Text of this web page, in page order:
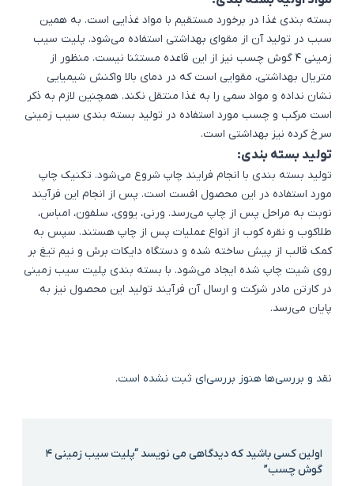
بسته بندی غذا در برخورد مستقیم با مواد غذایی است. به همین
سبب در تولید آن از مقوای بهداشتی استفاده می‌شود. پلیت سیب
زمینی 4 گوش چسب نیز از این قاعده مستثنا نیست. منظور از
متریال بهداشتی، مقوایی است که در دمای بالا واکنش شیمیایی
نشان نداده و مواد سمی را به غذا منتقل نکند. همچنین لازم به ذکر
است مرکب و چسب مورد استفاده در تولید بسته بندی سیب زمینی
سرخ کرده نیز بهداشتی است.
تولید بسته بندی:
تولید بسته بندی با انجام فرایند چاپ شروع می‌شود. تکنیک چاپ
مورد استفاده در این محصول افست است. پس از انجام این فرآیند
نوبت به مراحل پس از چاپ می‌رسد. ورنی، یووی، سلفون، امباس،
طلاکوب و نقره کوب از انواع عملیات پس از چاپ هستند. سپس به
کمک قالب از پیش ساخته شده و دستگاه دایکات برش و نیم تیغ بر
روی شیت چاپ شده ایجاد می‌شود. با بسته بندی پلیت سیب زمینی
در کارتن مادر شرکت و ارسال آن فرآیند تولید این محصول نیز به
پایان می‌رسد.
نقد و بررسی‌ها هنوز بررسی‌ای ثبت نشده است.
اولین کسی باشید که دیدگاهی می نویسد “پلیت سیب زمینی 4
گوش چسب”